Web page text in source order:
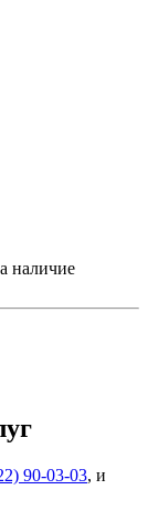
наличие
90-03-03, и